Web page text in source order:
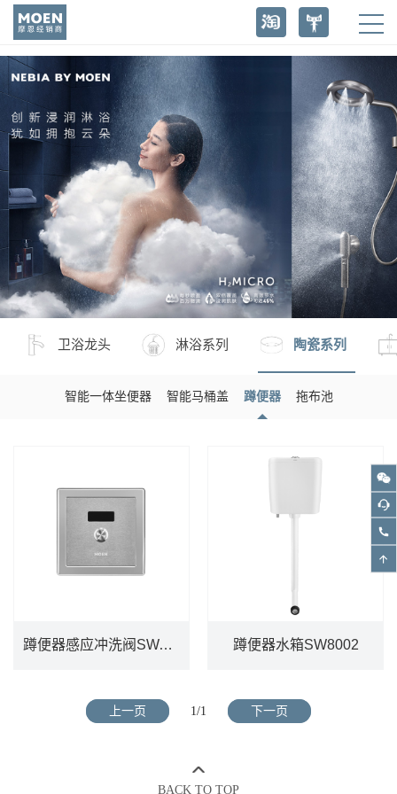
卫浴龙头 淋浴系列 陶瓷系列
智能一体坐便器 智能马桶盖 蹲便器 拖布池
蹲便器感应冲洗阀SWA982SAM 蹲便器水箱SW8002
上一页 1/1 下一页
BACK TO TOP